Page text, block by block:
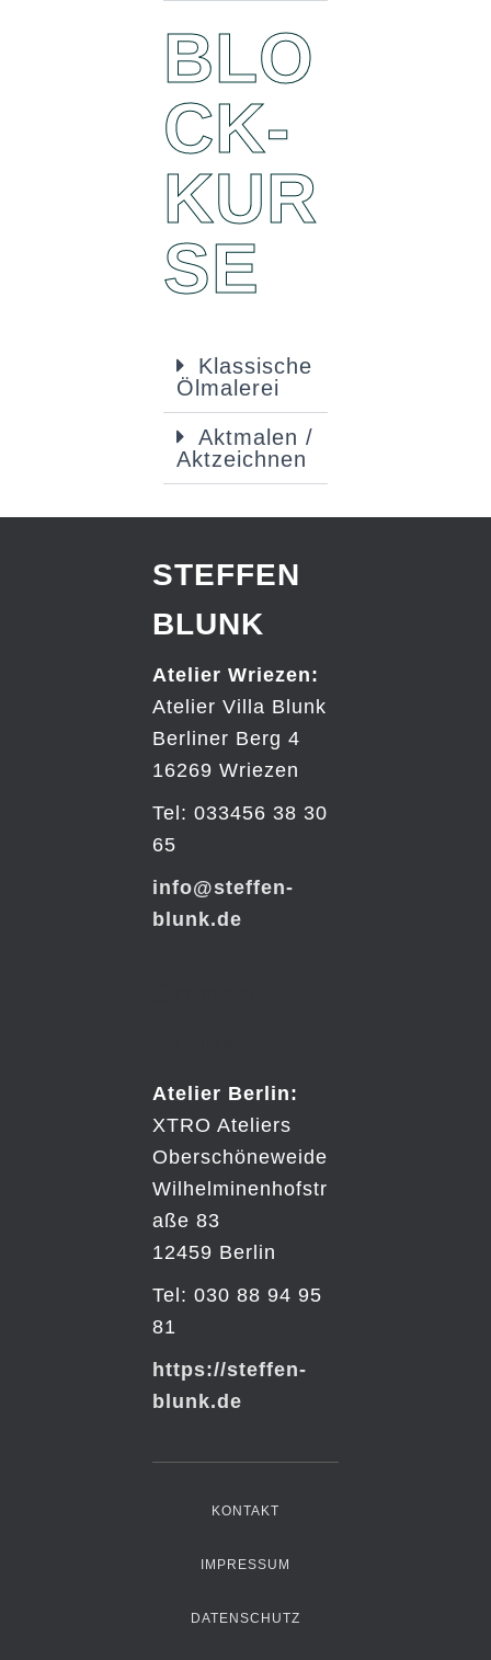
BLO
CK­
KUR
SE
Klassische
Ölmalerei
Aktmalen /
Aktzeichnen
STEFFEN
BLUNK
Atelier Wriezen:
Atelier Villa Blunk
Berliner Berg 4
16269 Wriezen
Tel: 033456 38 30
65
info@steffen-
blunk.de
Atelier Berlin:
XTRO Ateliers
Oberschöneweide
Wilhelminenhofstr
aße 83
12459 Berlin
Tel: 030 88 94 95
81
https://steffen-
blunk.de
KONTAKT
IMPRESSUM
DATENSCHUTZ